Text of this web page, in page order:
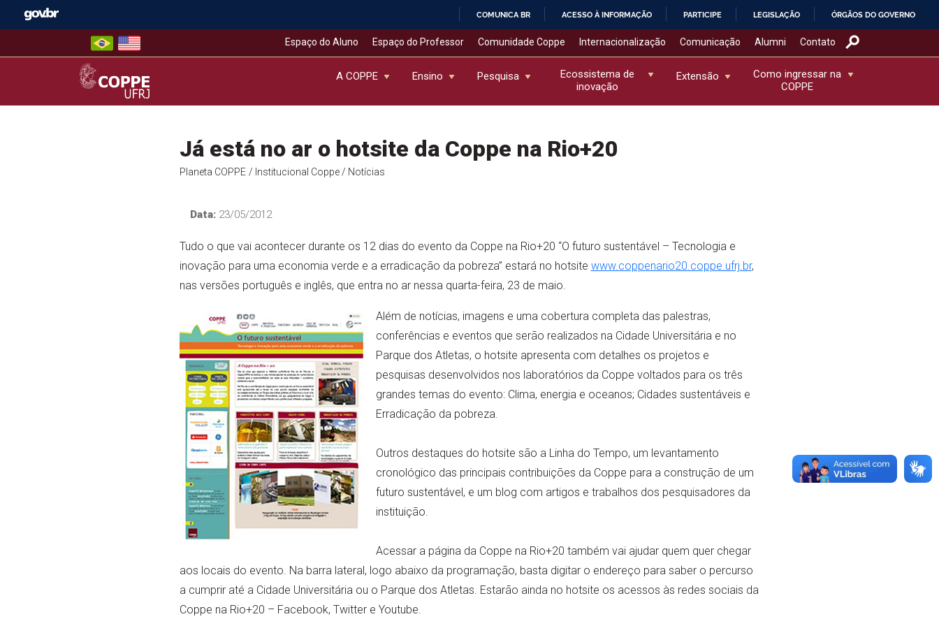
COMUNICA BR ACESSO À INFORMAÇÃO PARTICIPE LEGISLAÇÃO ÓRGÃOS DO GOVERNO
Espaço do Aluno Espaço do Professor Comunidade Coppe Internacionalização Comunicação Alumni Contato
COPPE – UFRJ
A COPPE Ensino Pesquisa
Ecossistema de
inovação
Extensão
Como ingressar na
COPPE
Já está no ar o hotsite da Coppe na Rio+20
Planeta COPPE / Institucional Coppe/ Notícias
Data:23/05/2012
Tudo o que vai acontecer durante os 12 dias do evento da Coppe na Rio+20 “O futuro sustentável – Tecnologia e
inovação para uma economia verde e a erradicação da pobreza” estará no hotsite www.coppenario20.coppe.ufrj.br,
nas versões português e inglês, que entra no ar nessa quarta-feira, 23 de maio.
Além de notícias, imagens e uma cobertura completa das palestras,
conferências e eventos que serão realizados na Cidade Universitária e no
Parque dos Atletas, o hotsite apresenta com detalhes os projetos e
pesquisas desenvolvidos nos laboratórios da Coppe voltados para os três
grandes temas do evento: Clima, energia e oceanos; Cidades sustentáveis e
Erradicação da pobreza.
Outros destaques do hotsite são a Linha do Tempo, um levantamento
cronológico das principais contribuições da Coppe para a construção de um
futuro sustentável, e um blog com artigos e trabalhos dos pesquisadores da
instituição.
Acessar a página da Coppe na Rio+20 também vai ajudar quem quer chegar
aos locais do evento. Na barra lateral, logo abaixo da programação, basta digitar o endereço para saber o percurso
a cumprir até a Cidade Universitária ou o Parque dos Atletas. Estarão ainda no hotsite os acessos às redes sociais da
Coppe na Rio+20 – Facebook, Twitter e Youtube.